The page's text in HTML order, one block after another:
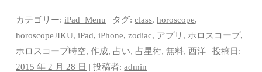
bo
ok
tte
r
er
es
t
m
bl
r
ed
In
カテゴリー:iPad_Menu | タグ:class,horoscope,
horoscopeJIKU,iPad,iPhone,zodiac, アプリ , ホロスコープ,
ホロスコープ時空,作成, 占い, 占星術,無料,西洋 | 投稿日:
2015 年 2 月 28 日 |投稿者:admin